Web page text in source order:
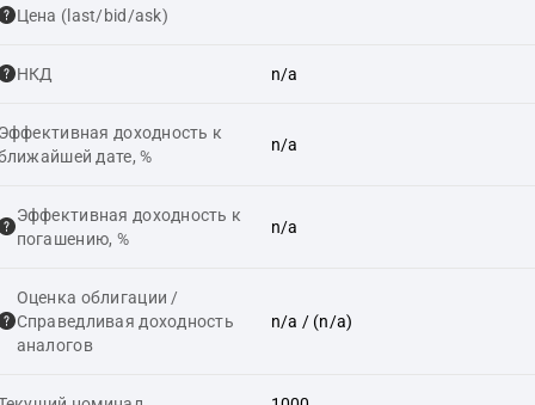
Цена (last/bid/ask)
НКД n/a
доходность к
дате, %
n/a
Эффективная доходность к
погашению, %
n/a
Оценка облигации /
Справедливая доходность
аналогов
n/a / (n/a)